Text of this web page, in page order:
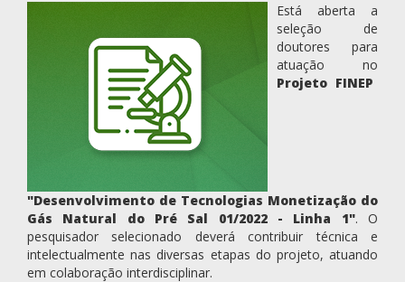
Está aberta a
seleção de
doutores para
atuação no
Projeto FINEP
"Desenvolvimento de Tecnologias Monetização do
Gás Natural do Pré Sal 01/2022 - Linha 1". O
pesquisador selecionado deverá contribuir técnica e
intelectualmente nas diversas etapas do projeto, atuando
em colaboração interdisciplinar.